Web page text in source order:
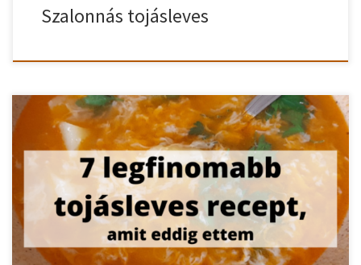
Szalonnás tojásleves
Nem tudod, hogy milyen tojáslevest készíts? Most meg fogod
találni a neked való legjobb tojásleves receptet. Összeszedtem az
én szerintem legfinomabb tojásleves recepteket. Íme az én
kedvenceim! A 7+1 legfinomabb tojásleves recept, amit eddig
ettem! Összeszedtem a Top 7+1 legfinomabb tojásleves
receptemet, amiket bármikor szívesen elfogyasztok. 1# Tojásleves
pirított kenyérkockával […]